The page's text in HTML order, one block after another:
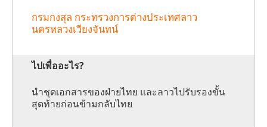
กรมกงสุล กระทรวงการต่างประเทศลาว
นครหลวงเวียงจันทน์
ไปเพื่ออะไร?
นำชุดเอกสารของฝ่ายไทย และลาวไปรับรองขั้น
สุดท้ายก่อนข้ามกลับไทย